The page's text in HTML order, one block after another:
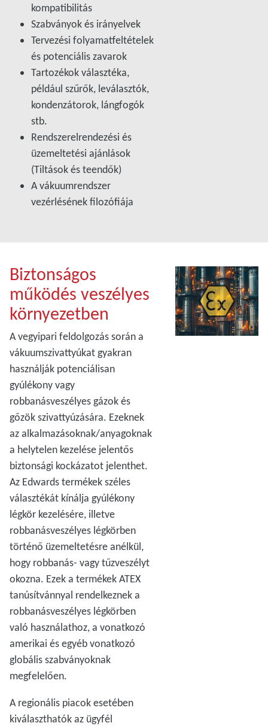
kompatibilitás
Szabványok és irányelvek
Tervezési folyamatfeltételek
és potenciális zavarok
Tartozékok választéka,
például szűrők, leválasztók,
kondenzátorok, lángfogók
stb.
Rendszerelrendezési és
üzemeltetési ajánlások
(Tiltások és teendők)
A vákuumrendszer
vezérlésének filozófiája
Biztonságos
működés veszélyes
környezetben
A vegyipari feldolgozás során a
vákuumszivattyúkat gyakran
használják potenciálisan
gyúlékony vagy
robbanásveszélyes gázok és
gőzök szivattyúzására. Ezeknek
az alkalmazásoknak/anyagoknak
a helytelen kezelése jelentős
biztonsági kockázatot jelenthet.
Az Edwards termékek széles
választékát kínálja gyúlékony
légkör kezelésére, illetve
robbanásveszélyes légkörben
történő üzemeltetésre anélkül,
hogy robbanás- vagy tűzveszélyt
okozna. Ezek a termékek ATEX
tanúsítvánnyal rendelkeznek a
robbanásveszélyes légkörben
való használathoz, a vonatkozó
amerikai és egyéb vonatkozó
globális szabványoknak
megfelelően.
A regionális piacok esetében
kiválaszthatók az ügyfél